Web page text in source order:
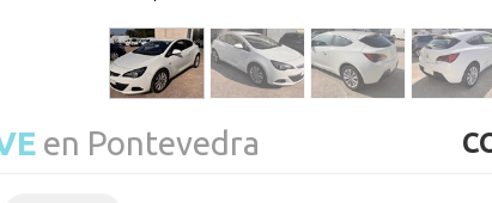
en Pontevedra